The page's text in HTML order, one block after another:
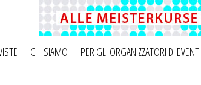
CHI SIAMO PER GLI ORGANIZZATORI DI EVENTI